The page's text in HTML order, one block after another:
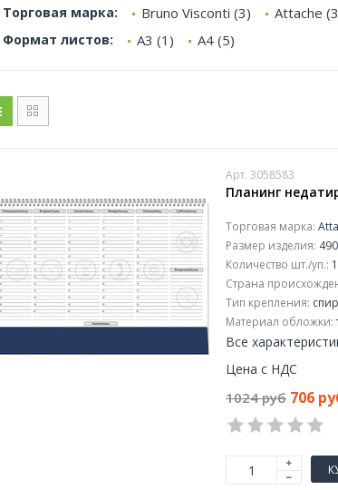
Торговая марка: Bruno Visconti (3) Attache
Формат листов: А3 (1) А4 (5)
Арт. 3058583
Планинг
Торговая марка:
Размер изделия:
Количество шт./уп.:
Страна
Тип крепления:
Материал обложки:
Все
Цена с НДС
1024 руб 706